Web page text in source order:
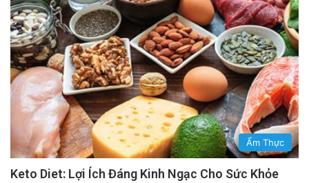
Ẩm Thực
Keto Diet: Lợi Ích Đáng Kinh Ngạc Cho Sức Khỏe